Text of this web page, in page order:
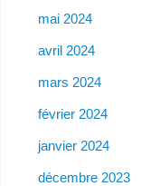
mai 2024
avril 2024
mars 2024
février 2024
janvier 2024
décembre 2023